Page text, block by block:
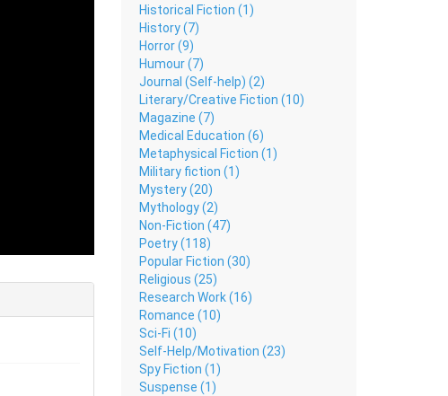
Historical Fiction (1)
History (7)
Horror (9)
Humour (7)
Journal (Self-help) (2)
Literary/Creative Fiction (10)
Magazine (7)
Medical Education (6)
Metaphysical Fiction (1)
Military fiction (1)
Mystery (20)
Mythology (2)
Non-Fiction (47)
Poetry (118)
Popular Fiction (30)
Religious (25)
Research Work (16)
Romance (10)
Sci-Fi (10)
Self-Help/Motivation (23)
Spy Fiction (1)
Suspense (1)